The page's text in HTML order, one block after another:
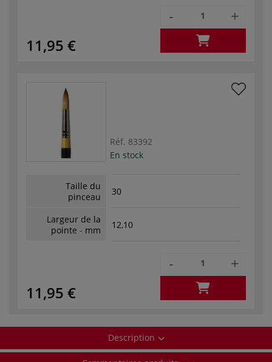
11,95 €
- +
Réf. 83392
En stock
Taille du
pinceau
30
Largeur de la
pointe - mm
12,10
11,95 €
- +
Description